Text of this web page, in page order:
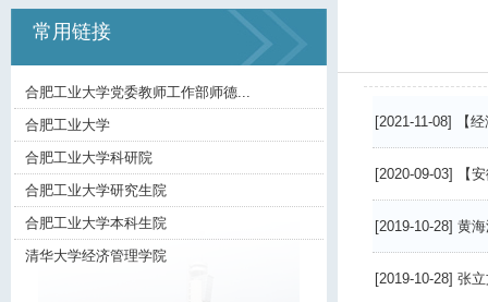
常用链接
合肥工业大学党委教师工作部师德...
合肥工业大学
合肥工业大学科研院
合肥工业大学研究生院
合肥工业大学本科生院
清华大学经济管理学院
[2021-11-08] 【
[2020-09-03] 【
[2019-10-28] 黄
[2019-10-28] 张